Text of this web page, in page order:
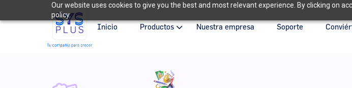
Our website uses cookies to give you the best and most relevant experience. By clicking on
policy.
Inicio Productos Nuestra empresa Soporte